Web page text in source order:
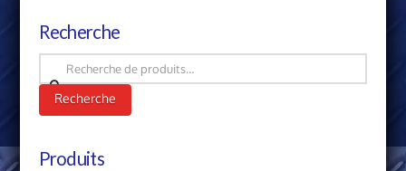
Recherche
Recherche
pour :
Recherche
Produits